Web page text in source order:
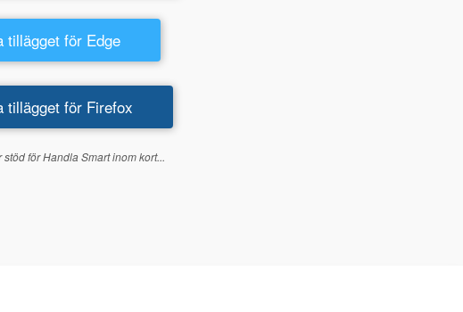
tillägget för Edge
tillägget för Firefox
för Handla Smart inom kort...